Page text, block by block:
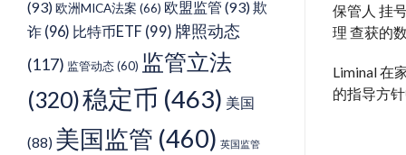
(93)欧洲MICA法案 (66) 欧盟监管 (93)欺
诈 (96) 比特币ETF (99) 牌照动态
(117) 监管动态(60) 监管立法
(320)稳定币 (463) 美国
(88) 美国监管 (460) 英国监管
保管人 挂
理 查获的
Liminal 在
的指导方